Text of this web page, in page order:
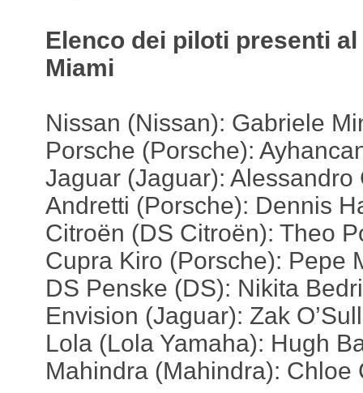
Elenco dei piloti presenti
Miami
Nissan (Nissan): Gabriele
Porsche (Porsche):
Jaguar (Jaguar): Alessandro
Andretti (Porsche): Dennis
Citroën (DS Citroën): Theo
Cupra Kiro (Porsche): Pepe
DS Penske (DS): Nikita
Envision (Jaguar): Zak
Lola (Lola Yamaha): Hugh
Mahindra (Mahindra): Chloe